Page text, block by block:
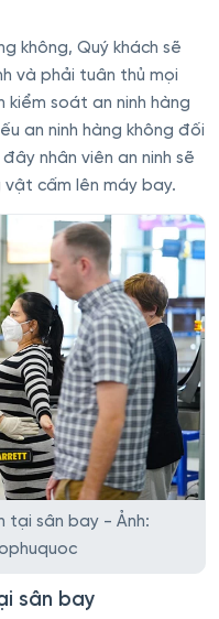
không, Quý khách sẽ
và phải tuân thủ mọi
kiểm soát an ninh hàng
an ninh hàng không đối
nhân viên an ninh sẽ
cấm lên máy bay.
tại sân bay - Ảnh:
sân bay